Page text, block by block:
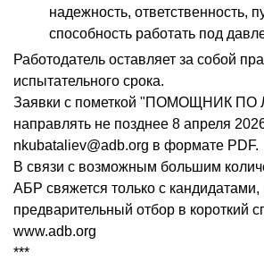
надежность, ответственность,
способность работать под
Работодатель оставляет за собой
испытательного срока.
Заявки с пометкой "ПОМОЩНИК
направлять не позднее 8 апреля
nkubataliev@adb.org в формате PDF.
В связи с возможным большим
АБР свяжется только с
предварительный отбор в короткий
www.adb.org
***